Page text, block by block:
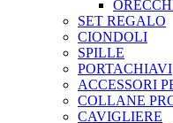
SET REGALO
CIONDOLI
SPILLE
PORTACHIAVI
ACCESSORI
COLLANE
CAVIGLIERE